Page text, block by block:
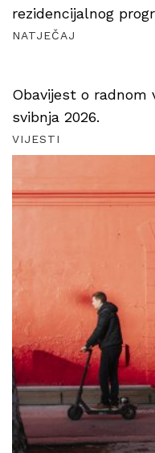
rezidencijalnog
NATJEČAJ
Obavijest o radnom
svibnja 2026.
VIJESTI